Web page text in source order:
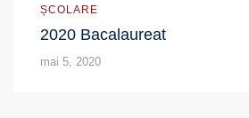
ȘCOLARE
2020 Bacalaureat
mai 5, 2020